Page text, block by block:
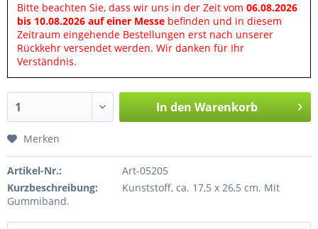
Bitte beachten Sie, dass wir uns in der Zeit vom 06.08.2026
bis 10.08.2026 auf einer Messe befinden und in diesem
Zeitraum eingehende Bestellungen erst nach unserer
Rückkehr versendet werden. Wir danken für Ihr
Verständnis.
In den Warenkorb
Merken
Artikel-Nr.:
Art-05205
Kurzbeschreibung:
Kunststoff, ca. 17,5 x 26,5 cm. Mit
Gummiband.